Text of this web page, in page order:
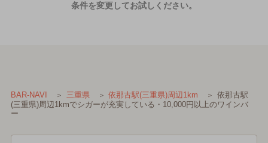
条件を変更してお試しください。
BAR-NAVI 三重県 依那古駅(三重県)周辺1km
依那古駅
(三重県)周辺1kmでシガーが充実している・10,000円以上のワインバ
ー